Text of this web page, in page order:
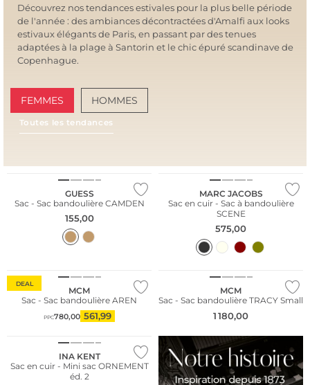
Découvrez nos tendances estivales pour la plus belle période
de l'année : des ambiances décontractées d'Amalfi aux looks
estivaux élégants de Paris, en passant par des tenues
adaptées à la plage à Santorin et le chic épuré scandinave de
Copenhague.
FEMMES HOMMES
Toutes les tendances
GUESS
Sac - Sac bandoulière CAMDEN
155,00
MARC JACOBS
Sac en cuir - Sac à bandoulière
SCENE
575,00
DEAL
MCM
Sac - Sac bandoulière AREN
PPC780,00 561,99
MCM
Sac - Sac bandoulière TRACY Small
1 180,00
Conseil mode
INA KENT
Sac en cuir - Mini sac ORNEMENT
éd. 2